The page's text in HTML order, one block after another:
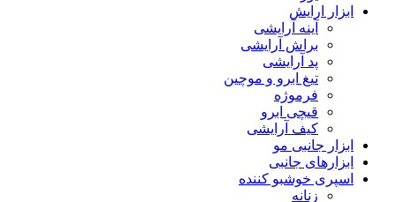
ابزار ارایش
آینه آرایشی
براش آرایشی
پد آرایشی
تیغ ابرو و موچین
فرموژه
قیچی ابرو
کیف آرایشی
ابزار جانبی مو
ابزارهای جانبی
اسپری خوشبو کننده
زنانه